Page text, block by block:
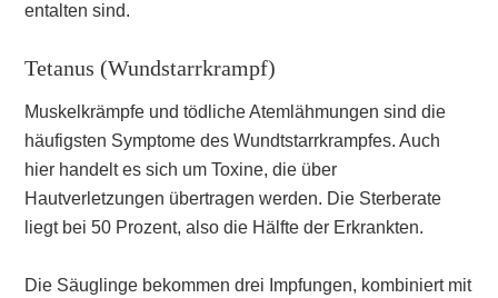
entalten sind.
Tetanus (Wundstarrkrampf)
Muskelkrämpfe und tödliche Atemlähmungen sind die
häufigsten Symptome des Wundtstarrkrampfes. Auch
hier handelt es sich um Toxine, die über
Hautverletzungen übertragen werden. Die Sterberate
liegt bei 50 Prozent, also die Hälfte der Erkrankten.
Die Säuglinge bekommen drei Impfungen, kombiniert mit